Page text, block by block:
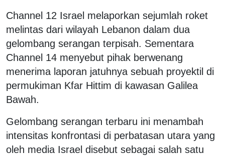
Channel 12 Israel melaporkan sejumlah roket
melintas dari wilayah Lebanon dalam dua
gelombang serangan terpisah. Sementara
Channel 14 menyebut pihak berwenang
menerima laporan jatuhnya sebuah proyektil di
permukiman Kfar Hittim di kawasan Galilea
Bawah.
Gelombang serangan terbaru ini menambah
intensitas konfrontasi di perbatasan utara yang
oleh media Israel disebut sebagai salah satu